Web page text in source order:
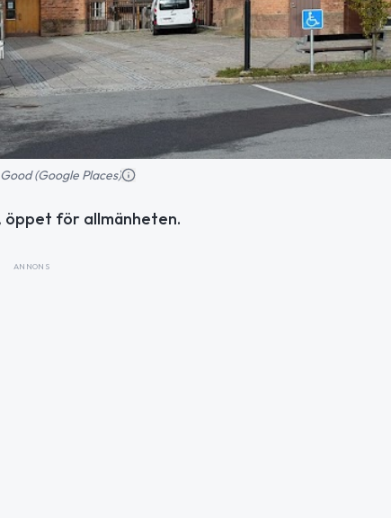
(Google Places)
öppet för allmänheten.
ANNONS